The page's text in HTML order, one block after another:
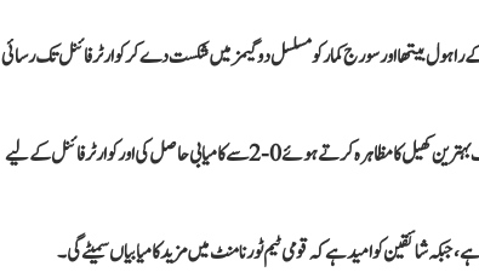
راہول بیتھا اور سورج کمار کو مسلسل دو گیمز میں شکست دے کر کوارٹر فائنل تک رسائی
دوسری جانب محمد حمزہ خان اور محمد عاصم خان پر مشتمل پاکستان کی ایک اور ٹیم نے ہانگ کانگ کی جوڑی کے خلاف بہترین کھیل کا مظاہرہ کرتے ہوئے 0-2 سے کامیابی حاصل کی اور کوارٹر فائنل کے لیے
شائقین کو امید ہے کہ قومی ٹیم ٹورنامنٹ میں مزید کامیابیاں سمیٹے گی۔